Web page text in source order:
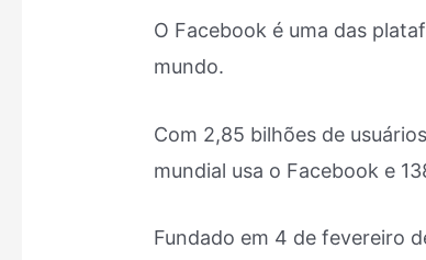
O Facebook é uma das
mundo.
Com 2,85 bilhões de
mundial usa o Facebook e
Fundado em 4 de fevereiro